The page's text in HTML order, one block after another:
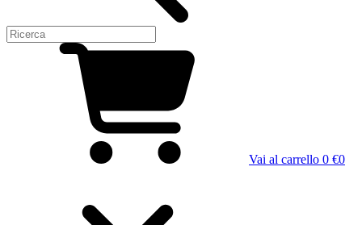
Vai al carrello 0 €0